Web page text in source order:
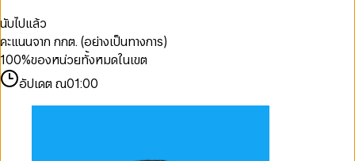
นับไปแล้ว
คะแนนจาก กกต. (อย่างเป็นทางการ)
100%ของหน่วยทั้งหมดในเขต
อัปเดต ณ01:00